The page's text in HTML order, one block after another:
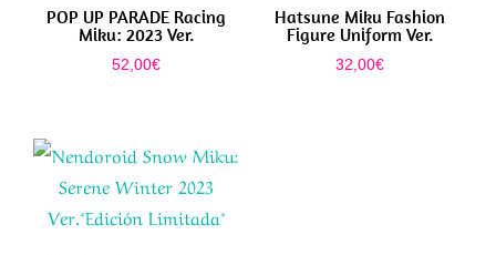
POP UP PARADE Racing
Miku: 2023 Ver.
52,00€
Hatsune Miku Fashion
Figure Uniform Ver.
32,00€